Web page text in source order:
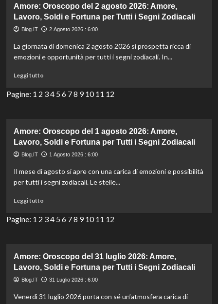
del
3
2026:
Lavoro,
Soldi
Fortuna
Tutti
Amore: Oroscopo del 2 agosto 2026: Amore,
Lavoro, Soldi e Fortuna per Tutti i Segni Zodiacali
Blog.IT 2 Agosto 2026 : 6:00
La giornata di domenica 2 agosto 2026 si prospetta ricca di
emozioni e opportunità per tutti i segni zodiacali. In...
Leggi tuttoLeggi
più
del
2
2026:
Lavoro,
Soldi
Fortuna
Tutti
Pagine: 1 2 34 5 6 78 9 10 11 12
Amore: Oroscopo del 1 agosto 2026: Amore,
Lavoro, Soldi e Fortuna per Tutti i Segni Zodiacali
Blog.IT 1 Agosto 2026 : 6:00
Il mese di agosto si apre con una carica di emozioni e possibilità
per tutti i segni zodiacali. Le stelle...
Leggi tuttoLeggi
più
del
1
2026:
Lavoro,
Pagine: 1 2 34 5 6 78 9 10 11 12
Amore: Oroscopo del 31 luglio 2026: Amore,
Lavoro, Soldi e Fortuna per Tutti i Segni Zodiacali
Blog.IT 31 Luglio 2026 : 6:00
Venerdì 31 luglio 2026 porta con sé un’atmosfera carica di